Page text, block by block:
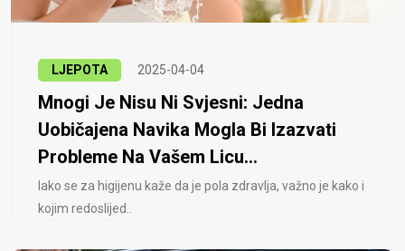
LJEPOTA 2025-04-04
Mnogi Je Nisu Ni Svjesni: Jedna
Uobičajena Navika Mogla Bi Izazvati
Probleme Na Vašem Licu...
Iako se za higijenu kaže da je pola zdravlja, važno je kako i
kojim redoslijed..